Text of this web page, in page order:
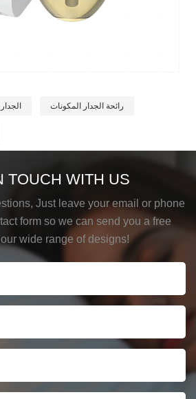
رائحة الجدار المكونات
TOUCH WITH US
Just leave your email or phone
form so we can send you a free
wide range of designs!